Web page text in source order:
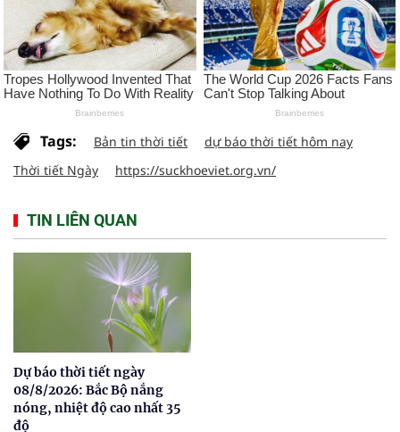
Tags: Bản tin thời tiết
dự báo thời tiết hôm nay
Thời tiết Ngày
https://suckhoeviet.org.vn/
TIN LIÊN QUAN
Dự báo thời tiết ngày
08/8/2026: Bắc Bộ nắng
nóng, nhiệt độ cao nhất 35
độ